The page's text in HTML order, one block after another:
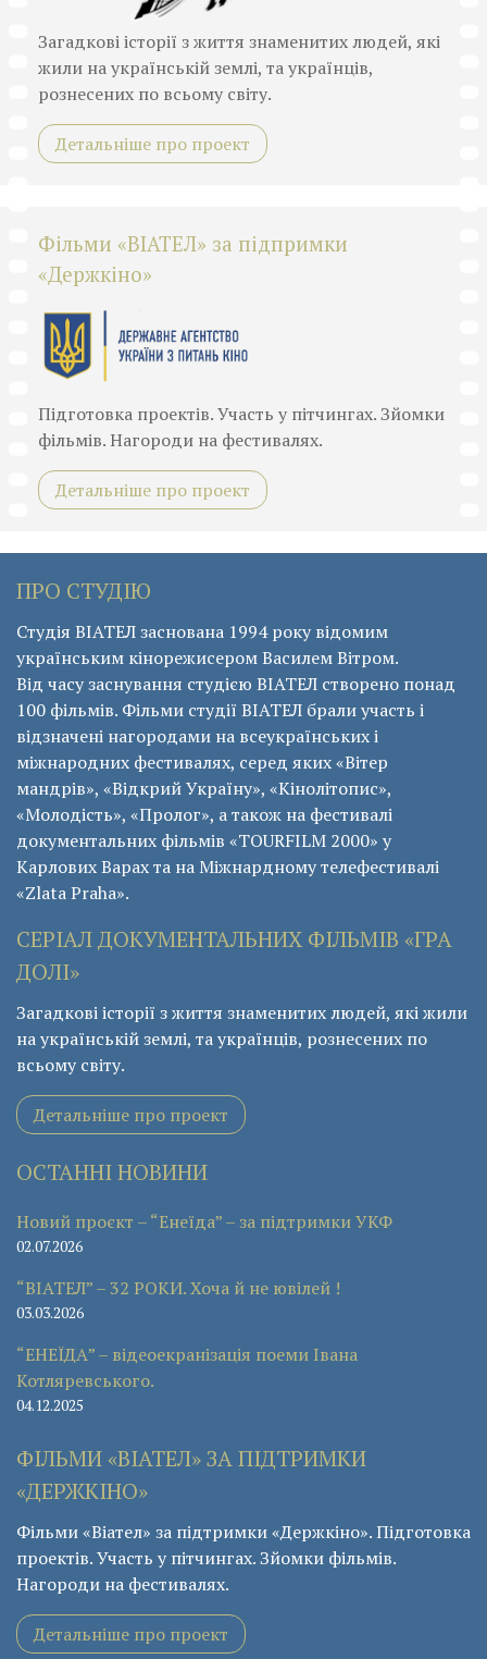
Загадкові історії з життя знаменитих людей, які
жили на українській землі, та українців,
рознесених по всьому світу.
Детальніше про проект
Фільми «ВІАТЕЛ» за підпримки
«Держкіно»
Підготовка проектів. Участь у пітчингах. Зйомки
фільмів. Нагороди на фестивалях.
Детальніше про проект
ПРО СТУДІЮ
Студія ВІАТЕЛ заснована 1994 року відомим
українським кінорежисером Василем Вітром.
Від часу заснування студією ВІАТЕЛ створено понад
100 фільмів. Фільми студії ВІАТЕЛ брали участь і
відзначені нагородами на всеукраїнських і
міжнародних фестивалях, серед яких «Вітер
мандрів», «Відкрий Україну», «Кінолітопис»,
«Молодість», «Пролог», а також на фестивалі
документальних фільмів «ТОURFILM 2000» у
Карлових Варах та на Міжнардному телефестивалі
«Zlata Praha».
СЕРІАЛ ДОКУМЕНТАЛЬНИХ ФІЛЬМІВ «ГРА
ДОЛІ»
Загадкові історії з життя знаменитих людей, які жили
на українській землі, та українців, рознесених по
всьому світу.
Детальніше про проект
ОСТАННІ НОВИНИ
Новий проєкт – “Енеїда” – за підтримки УКФ
02.07.2026
“ВІАТЕЛ” – 32 РОКИ. Хоча й не ювілей !
03.03.2026
“ЕНЕЇДА” – відеоекранізація поеми Івана
Котляревського.
04.12.2025
ФІЛЬМИ «ВІАТЕЛ» ЗА ПІДТРИМКИ
«ДЕРЖКІНО»
Фільми «Віател» за підтримки «Держкіно». Підготовка
проектів. Участь у пітчингах. Зйомки фільмів.
Нагороди на фестивалях.
Детальніше про проект